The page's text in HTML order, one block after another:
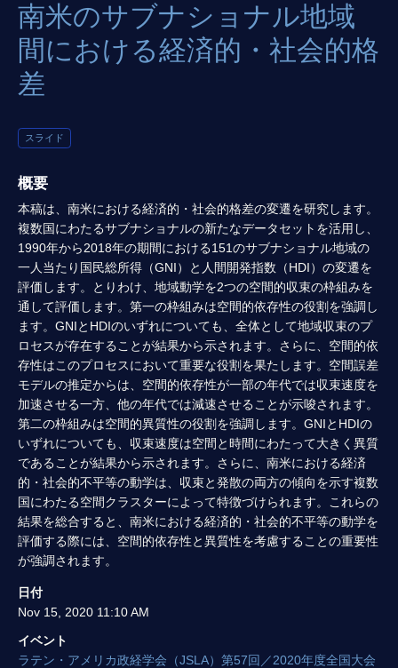
南米のサブナショナル地域
間における経済的・社会的格
差
スライド
概要
本稿は、南米における経済的・社会的格差の変遷を研究します。
複数国にわたるサブナショナルの新たなデータセットを活用し、
1990年から2018年の期間における151のサブナショナル地域の
一人当たり国民総所得（GNI）と人間開発指数（HDI）の変遷を
評価します。とりわけ、地域動学を2つの空間的収束の枠組みを
通して評価します。第一の枠組みは空間的依存性の役割を強調し
ます。GNIとHDIのいずれについても、全体として地域収束のプ
ロセスが存在することが結果から示されます。さらに、空間的依
存性はこのプロセスにおいて重要な役割を果たします。空間誤差
モデルの推定からは、空間的依存性が一部の年代では収束速度を
加速させる一方、他の年代では減速させることが示唆されます。
第二の枠組みは空間的異質性の役割を強調します。GNIとHDIの
いずれについても、収束速度は空間と時間にわたって大きく異質
であることが結果から示されます。さらに、南米における経済
的・社会的不平等の動学は、収束と発散の両方の傾向を示す複数
国にわたる空間クラスターによって特徴づけられます。これらの
結果を総合すると、南米における経済的・社会的不平等の動学を
評価する際には、空間的依存性と異質性を考慮することの重要性
が強調されます。
日付
Nov 15, 2020 11:10 AM
イベント
ラテン・アメリカ政経学会（JSLA）第57回／2020年度全国大会